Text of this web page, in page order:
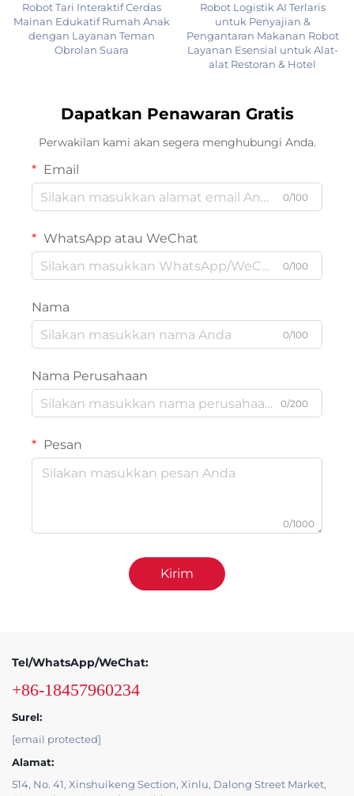
Robot Tari Interaktif Cerdas
Mainan Edukatif Rumah Anak
dengan Layanan Teman
Obrolan Suara
Robot Logistik AI Terlaris
untuk Penyajian &
Pengantaran Makanan Robot
Layanan Esensial untuk Alat-
alat Restoran & Hotel
Dapatkan Penawaran Gratis
Perwakilan kami akan segera menghubungi Anda.
Email
0/100
WhatsApp atau WeChat
0/100
Nama
0/100
Nama Perusahaan
0/200
Pesan
0/1000
Kirim
Tel/WhatsApp/WeChat:
+86-18457960234
Surel:
[email protected]
Alamat:
514, No. 41, Xinshuikeng Section, Xinlu, Dalong Street Market,